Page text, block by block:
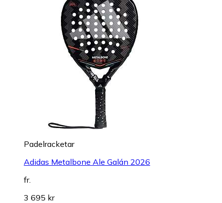
Padelracketar
Adidas Metalbone Ale Galán 2026
fr.
3 695 kr